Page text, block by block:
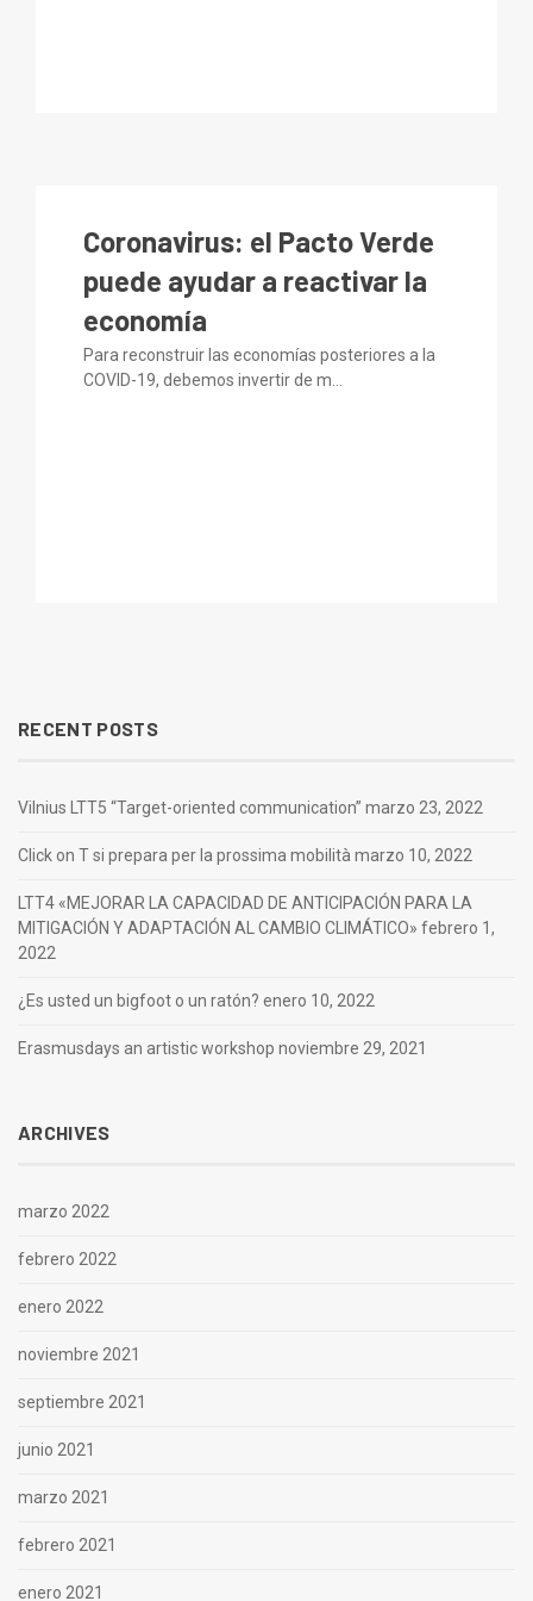
Coronavirus: el Pacto Verde
puede ayudar a reactivar la
economía
Para reconstruir las economías posteriores a la
COVID-19, debemos invertir de m...
RECENT POSTS
Vilnius LTT5 “Target-oriented communication” marzo 23, 2022
Click on T si prepara per la prossima mobilità marzo 10, 2022
LTT4 «MEJORAR LA CAPACIDAD DE ANTICIPACIÓN PARA LA
MITIGACIÓN Y ADAPTACIÓN AL CAMBIO CLIMÁTICO» febrero 1,
2022
¿Es usted un bigfoot o un ratón? enero 10, 2022
Erasmusdays an artistic workshop noviembre 29, 2021
ARCHIVES
marzo 2022
febrero 2022
enero 2022
noviembre 2021
septiembre 2021
junio 2021
marzo 2021
febrero 2021
enero 2021